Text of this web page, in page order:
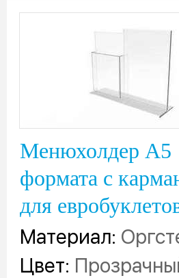
Менюхолдер А5
формата с
для
Материал:
Цвет: